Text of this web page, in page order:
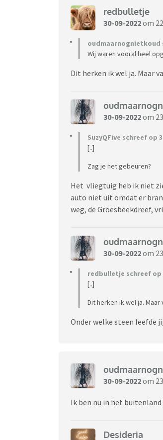
redbulletje
30-09-2022om
oudmaarnognietkoud
Wij waren vooral heel
Dit herken ik wel ja. Maar
30-09-2022om
SuzyQFive schreef op
[..]
Zag je het gebeuren?
Het vliegtuig heb ik niet
auto niet uit omdat er
weg, de Groesbeekdreef,
30-09-2022om
redbulletje schreef op
[..]
Dit herken ik wel ja.
Onder welke steen leefde
30-09-2022om
Ik ben nu in het
Desideria